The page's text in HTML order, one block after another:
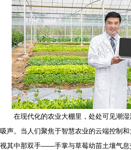
在现代化的农业大棚里，处处可见潮
吸声。当人们聚焦于智慧农业的云端控制
视其中那双手——手掌与草莓幼苗土壤气息